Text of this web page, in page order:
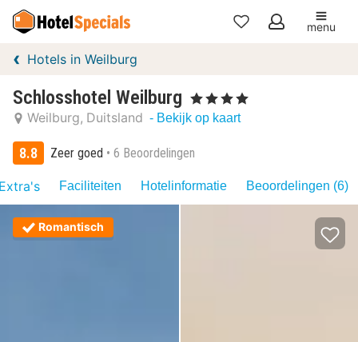
Mijn
menu
Hotels in Weilburg
Schlosshotel Weilburg , 4 Sterren
Weilburg Duitsland - Bekijk op kaart
8.8 Zeer goed 6 Beoordelingen
Faciliteiten Hotelinformatie Beoordelingen (6)
Romantisch